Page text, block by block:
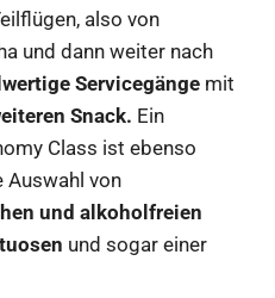
also von
und dann weiter nach
Servicegänge mit
Snack. Ein
Class ist ebenso
von
und alkoholfreien
und sogar einer